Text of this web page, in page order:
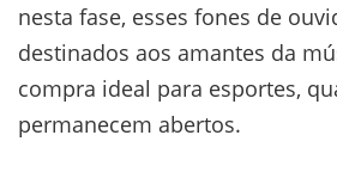
nesta fase, esses fones de
destinados aos amantes da
compra ideal para esportes,
permanecem abertos.